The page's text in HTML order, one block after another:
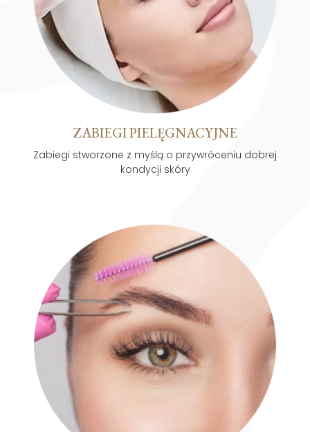
ZABIEGI PIELĘGNACYJNE
Zabiegi stworzone z myślą o przywróceniu dobrej
kondycji skóry